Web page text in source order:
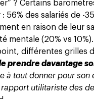
? Certains
56% des salariés de -
en raison de leur
mentale (20% vs 10%).
différentes grilles
prendre davantage
à tout donner pour son
utilitariste des